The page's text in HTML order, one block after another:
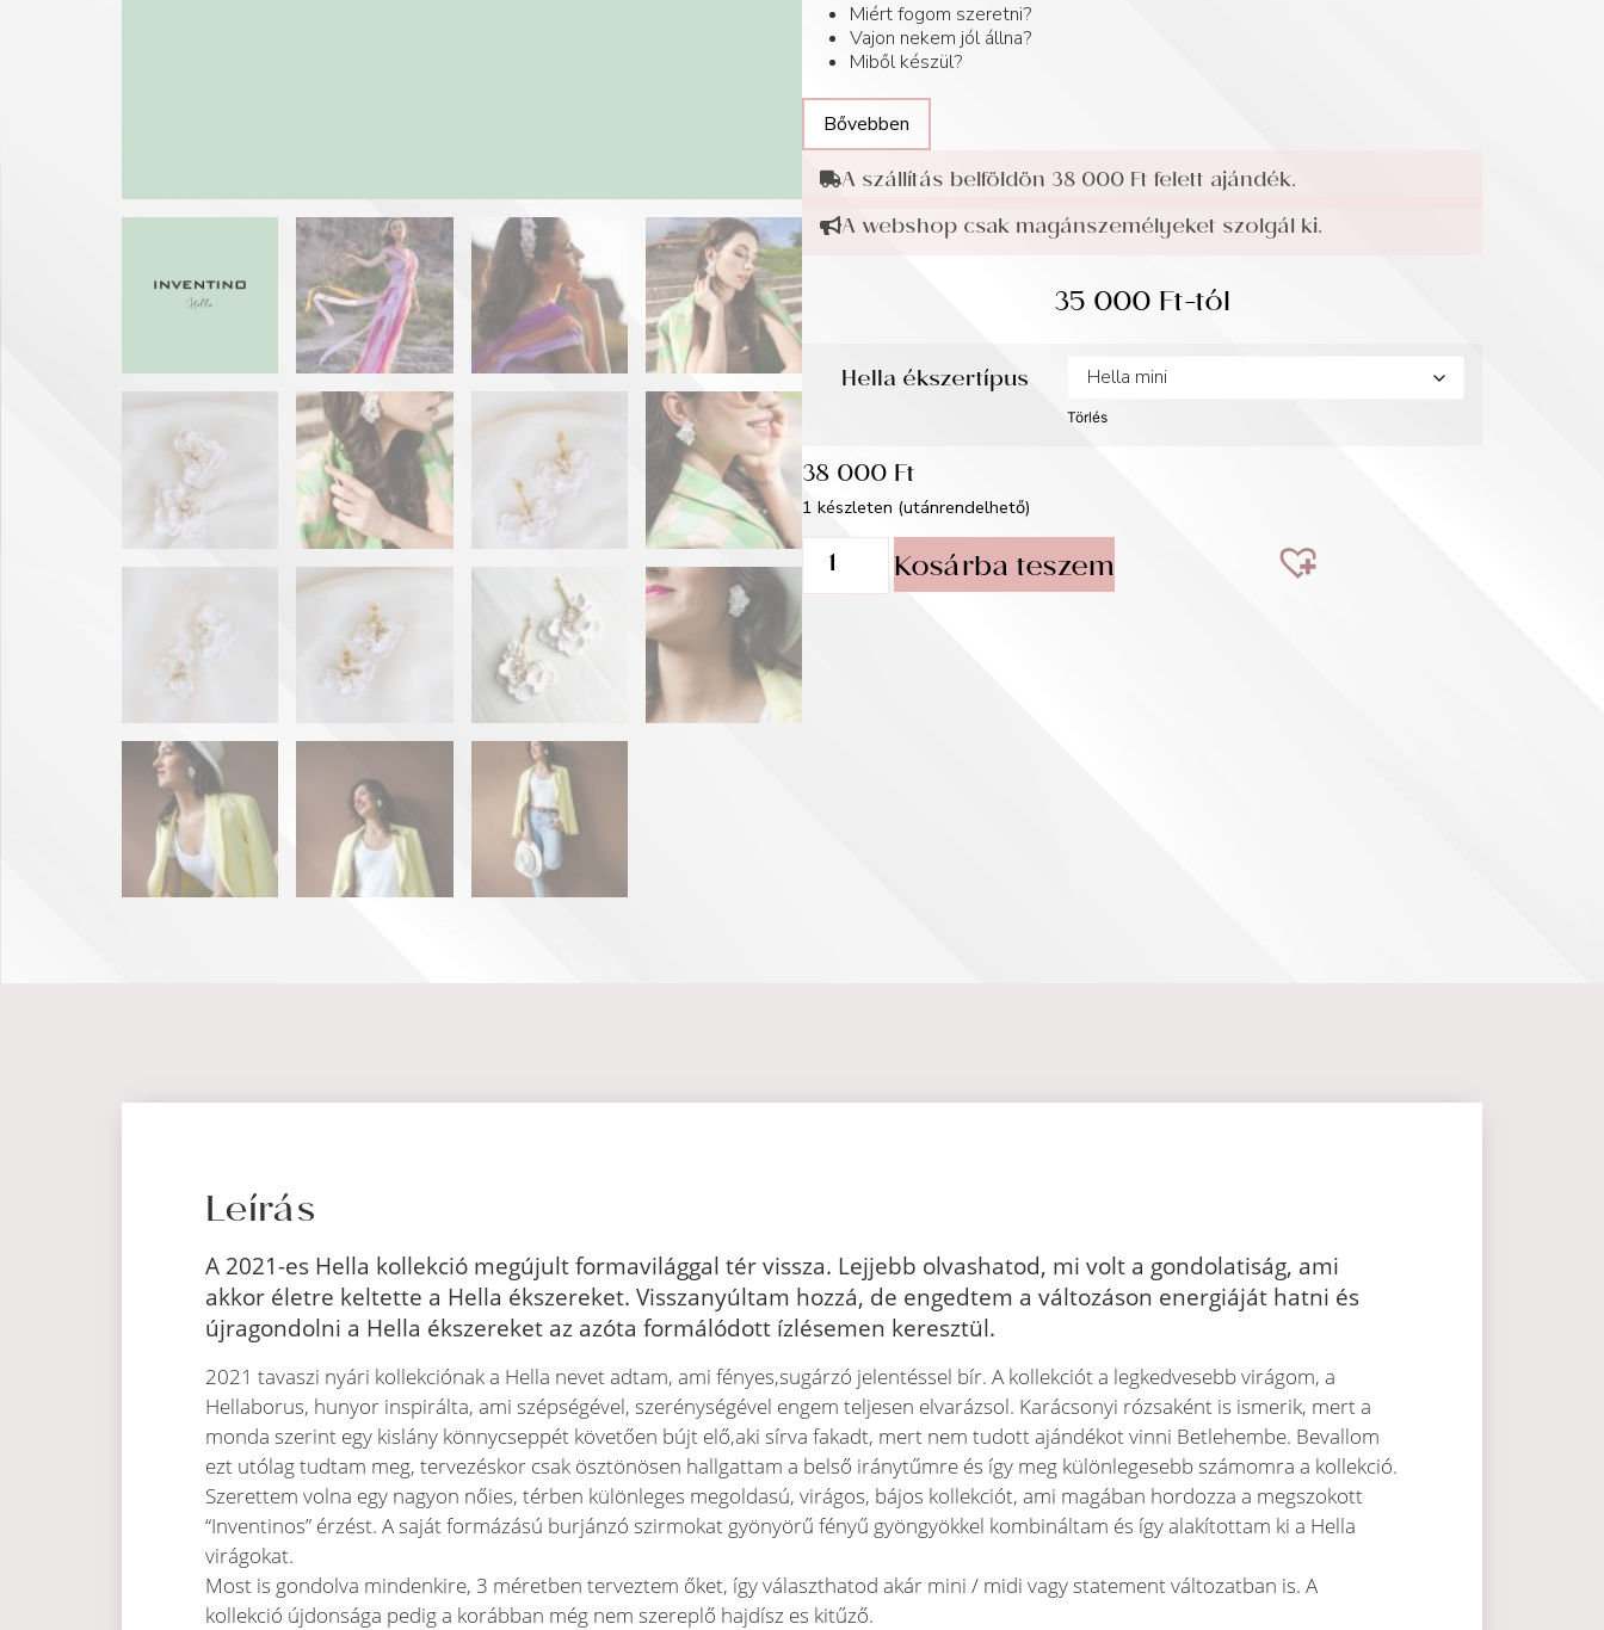
Miért fogom szeretni?
Vajon nekem jól állna?
Miből készül?
Bővebben
A szállítás belföldön 38 000 Ft felett ajándék.
A webshop csak magánszemélyeket szolgál ki.
35 000Ft-tól
Hella ékszertípus
Törlés
38 000Ft
1 készleten (utánrendelhető)
Kosárba teszem
Leírás
A 2021-es Hella kollekció megújult formavilággal tér vissza. Lejjebb olvashatod, mi volt a gondolatiság, ami
akkor életre keltette a Hella ékszereket. Visszanyúltam hozzá, de engedtem a változáson energiáját hatni és
újragondolni a Hella ékszereket az azóta formálódott ízlésemen keresztül.
2021 tavaszi nyári kollekciónak a Hella nevet adtam, ami fényes,sugárzó jelentéssel bír. A kollekciót a legkedvesebb virágom, a
Hellaborus, hunyor inspirálta, ami szépségével, szerénységével engem teljesen elvarázsol. Karácsonyi rózsaként is ismerik, mert a
monda szerint egy kislány könnycseppét követően bújt elő,aki sírva fakadt, mert nem tudott ajándékot vinni Betlehembe. Bevallom
ezt utólag tudtam meg, tervezéskor csak ösztönösen hallgattam a belső iránytűmre és így meg különlegesebb számomra a kollekció.
Szerettem volna egy nagyon nőies, térben különleges megoldasú, virágos, bájos kollekciót, ami magában hordozza a megszokott
“Inventinos” érzést. A saját formázású burjánzó szirmokat gyönyörű fényű gyöngyökkel kombináltam és így alakítottam ki a Hella
virágokat.
Most is gondolva mindenkire, 3 méretben terveztem őket, így választhatod akár mini / midi vagy statement változatban is. A
kollekció újdonsága pedig a korábban még nem szereplő hajdísz es kitűző.